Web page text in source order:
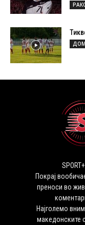
Покрај
преноси во
Најголемо
македонските